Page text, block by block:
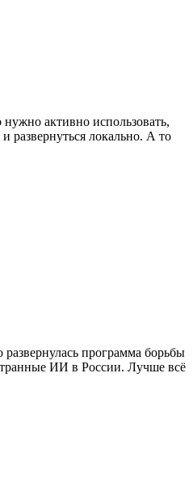
активно использовать,
развернуться локально. А то
программа борьбы
ИИ в России. Лучше всё